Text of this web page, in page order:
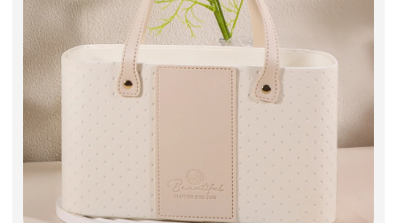
Игрушки мягкие
Изделия из металла
Сухоцветы